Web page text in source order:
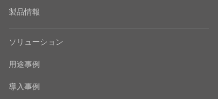
製品情報
ソリューション
用途事例
導入事例